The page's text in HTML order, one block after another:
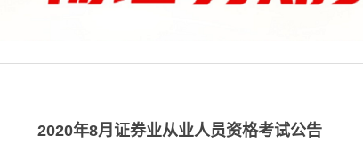
2020年8月证券业从业人员资格考试公告